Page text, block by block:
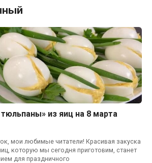
из яиц на 8 марта
мои любимые читатели! Красивая закуска
которую мы сегодня приготовим, станет
для праздничного